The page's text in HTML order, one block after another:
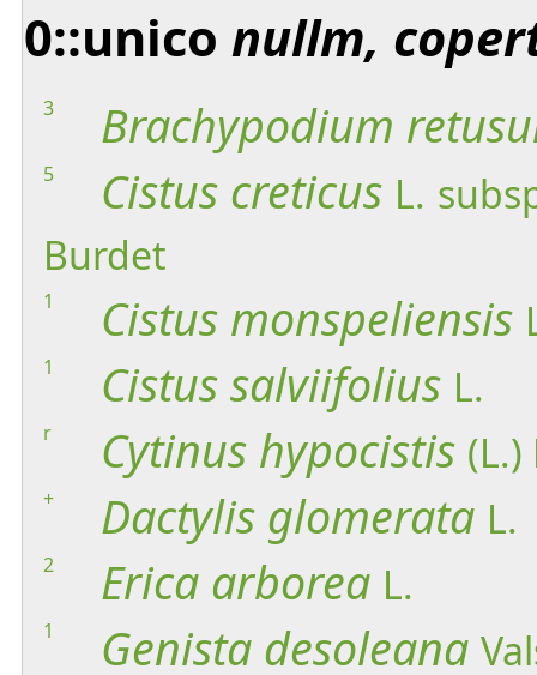
0::unico nullm,
3 Brachypodium
5 Cistus creticus L.
Burdet
1 Cistus monspeliensis
1 Cistussalviifolius L.
r Cytinus hypocistis (L.)
+ Dactylis glomerata L.
2 Erica arborea L.
1 Genista desoleana